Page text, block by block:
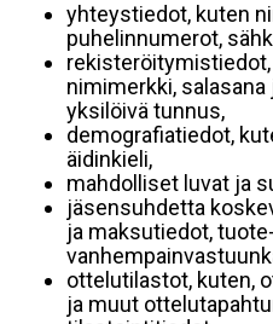
yhteystiedot, kuten
puhelinnumerot,
nimimerkki,
yksilöivä tunnus,
demografiatiedot,
äidinkieli,
mahdolliset luvat ja
jäsensuhdetta
ja maksutiedot,
ottelutilastot, kuten,
ja muut